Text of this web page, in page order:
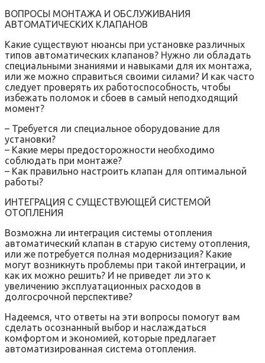
ВОПРОСЫ МОНТАЖА И ОБСЛУЖИВАНИЯ
АВТОМАТИЧЕСКИХ КЛАПАНОВ
Какие существуют нюансы при установке различных
типов автоматических клапанов? Нужно ли обладать
специальными знаниями и навыками для их монтажа,
или же можно справиться своими силами? И как часто
следует проверять их работоспособность, чтобы
избежать поломок и сбоев в самый неподходящий
момент?
– Требуется ли специальное оборудование для
установки?
– Какие меры предосторожности необходимо
соблюдать при монтаже?
– Как правильно настроить клапан для оптимальной
работы?
ИНТЕГРАЦИЯ С СУЩЕСТВУЮЩЕЙ СИСТЕМОЙ
ОТОПЛЕНИЯ
Возможна ли интеграция системы отопления
автоматический клапан в старую систему отопления,
или же потребуется полная модернизация? Какие
могут возникнуть проблемы при такой интеграции, и
как их можно решить? И не приведет ли это к
увеличению эксплуатационных расходов в
долгосрочной перспективе?
Надеемся, что ответы на эти вопросы помогут вам
сделать осознанный выбор и наслаждаться
комфортом и экономией, которые предлагает
автоматизированная система отопления.